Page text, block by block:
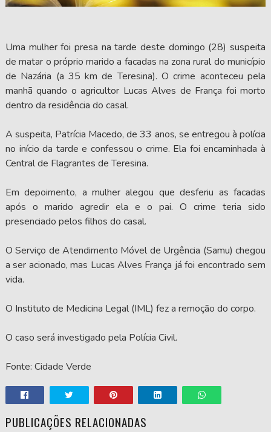
Uma mulher foi presa na tarde deste domingo (28) suspeita
de matar o próprio marido a facadas na zona rural do município
de Nazária (a 35 km de Teresina). O crime aconteceu pela
manhã quando o agricultor Lucas Alves de França foi morto
dentro da residência do casal.
A suspeita, Patrícia Macedo, de 33 anos, se entregou à polícia
no início da tarde e confessou o crime. Ela foi encaminhada à
Central de Flagrantes de Teresina.
Em depoimento, a mulher alegou que desferiu as facadas
após o marido agredir ela e o pai. O crime teria sido
presenciado pelos filhos do casal.
O Serviço de Atendimento Móvel de Urgência (Samu) chegou
a ser acionado, mas Lucas Alves França já foi encontrado sem
vida.
O Instituto de Medicina Legal (IML) fez a remoção do corpo.
O caso será investigado pela Polícia Civil.
Fonte: Cidade Verde
PUBLICAÇÕES RELACIONADAS